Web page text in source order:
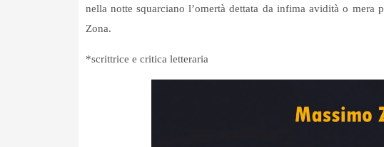
nella notte squarciano l’omertà dettata da infima avidità o mera
Zona.
*scrittrice e critica letteraria